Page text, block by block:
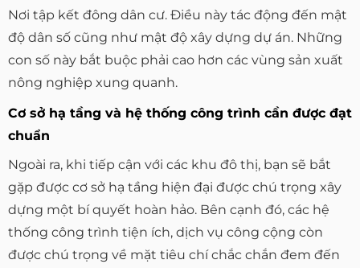
Nơi tập kết đông dân cư. Điều này tác động đến mật
độ dân số cũng như mật độ xây dựng dự án. Những
con số này bắt buộc phải cao hơn các vùng sản xuất
nông nghiệp xung quanh.
Cơ sở hạ tầng và hệ thống công trình cần được đạt
chuẩn
Ngoài ra, khi tiếp cận với các khu đô thị, bạn sẽ bắt
gặp được cơ sở hạ tầng hiện đại được chú trọng xây
dựng một bí quyết hoàn hảo. Bên cạnh đó, các hệ
thống công trình tiện ích, dịch vụ công cộng còn
được chú trọng về mặt tiêu chí chắc chắn đem đến